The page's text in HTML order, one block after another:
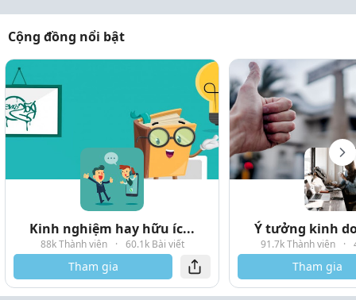
Cộng đồng nổi bật
Kinh nghiệm hay hữu íc...
88k Thành viên · 60.1k Bài viết
Tham gia
Ý tưởng kinh
91.7k Thành viên ·
Tham gia